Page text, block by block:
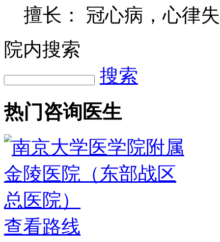
擅长： 冠心病，心律
院内搜索
搜索
热门咨询医生
查看路线